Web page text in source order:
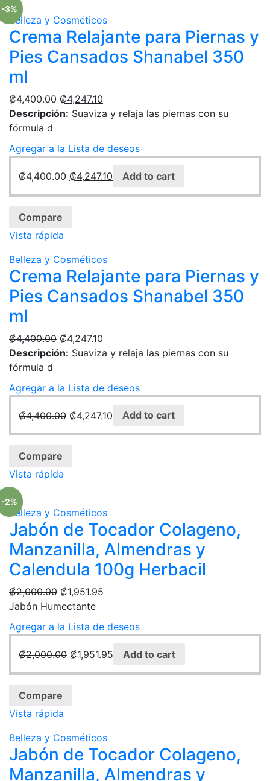
-3%
Belleza y Cosméticos
Crema Relajante para Piernas y
Pies Cansados Shanabel 350
ml
₡4,400.00 ₡4,247.10
Descripción: Suaviza y relaja las piernas con su
fórmula d
Agregar a la Lista de deseos
₡4,400.00 ₡4,247.10 Add to cart
Compare
Vista rápida
Belleza y Cosméticos
Crema Relajante para Piernas y
Pies Cansados Shanabel 350
ml
₡4,400.00 ₡4,247.10
Descripción: Suaviza y relaja las piernas con su
fórmula d
Agregar a la Lista de deseos
₡4,400.00 ₡4,247.10 Add to cart
Compare
Vista rápida
-2%
Belleza y Cosméticos
Jabón de Tocador Colageno,
Manzanilla, Almendras y
Calendula 100g Herbacil
₡2,000.00 ₡1,951.95
Jabón Humectante
Agregar a la Lista de deseos
₡2,000.00 ₡1,951.95 Add to cart
Compare
Vista rápida
Belleza y Cosméticos
Jabón de Tocador Colageno,
Manzanilla, Almendras y